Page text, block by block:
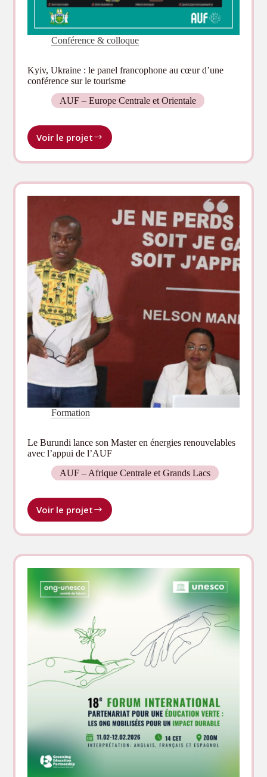
Conférence & colloque
Kyiv, Ukraine : le panel francophone au cœur d’une
conférence sur le tourisme
AUF – Europe Centrale et Orientale
Voir le projet
Kyiv,
le
cœur
d’une
conférence
sur
le
tourisme
Formation
Le Burundi lance son Master en énergies renouvelables
avec l’appui de l’AUF
AUF – Afrique Centrale et Grands Lacs
Voir le projet
Le
lance
énergies
renouvelables
avec
l’appui
de
l’AUF